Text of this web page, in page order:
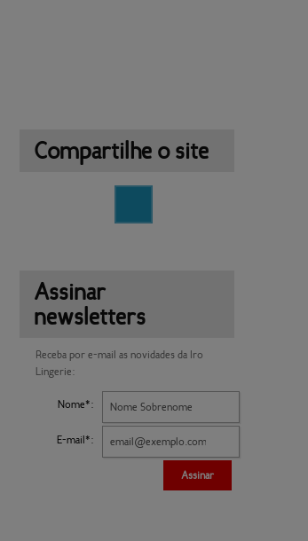
Compartilhe o site
Assinar
newsletters
Receba por e-mail as novidades da Iro
Lingerie:
Nome*:
E-mail*:
Assinar